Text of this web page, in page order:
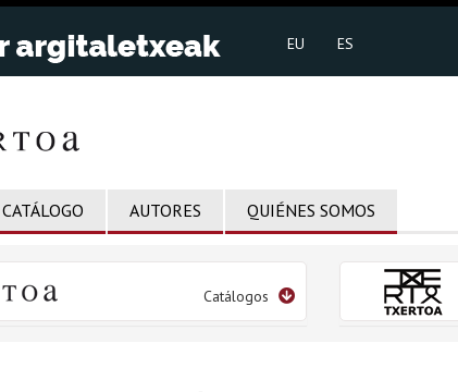
EU ES
CATÁLOGO AUTORES QUIÉNES SOMOS
Catálogos